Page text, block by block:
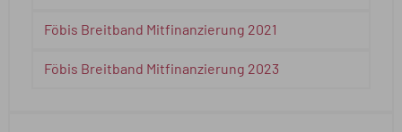
Föbis Breitband Mitfinanzierung 2021
Föbis Breitband Mitfinanzierung 2023